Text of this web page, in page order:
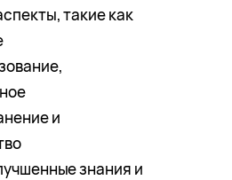
такие как
и
знания и